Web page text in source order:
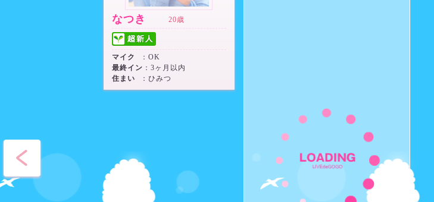
なつき 20歳
マイク
：OK
最終イン ：3ヶ月以内
住まい
：ひみつ